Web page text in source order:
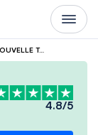
LOVE BALI : CETTE NOUVELLE TAXE IMPOSÉE AUX VISITEURS ÉTRANGERS DE L’ÎLE
4.8/5